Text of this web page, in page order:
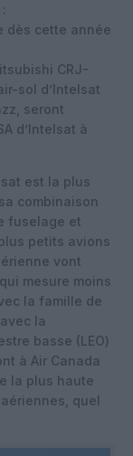
dès cette année
CRJ-
sol d’Intelsat
seront
d’Intelsat à
est la plus
combinaison
fuselage et
petits avions
vont
mesure moins
la famille de
la
basse (LEO)
à Air Canada
la plus haute
quel